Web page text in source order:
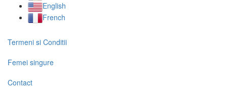
English
French
Termeni si Conditii
Femei singure
Contact